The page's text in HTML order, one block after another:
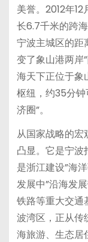
美誉。2012年
长6.7千米的跨
宁波主城区的距
变了象山港两岸
海天下正位于象
枢纽，约35分
济圈”。
从国家战略的宏
凸显。它是宁波
是浙江建设”海
发展中”沿海发
铁路等重大交通
波湾区，正从传
海旅游、生态居